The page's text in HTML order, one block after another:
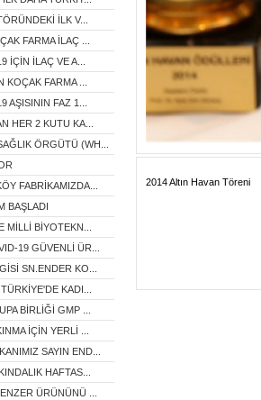
İLK V...
FARMA İLAÇ ...
İÇİN İLAÇ VE A...
KOÇAK FARMA ...
AŞISININ FAZ 1...
HER 2 KUTU KA...
ÖRGÜTÜ (WH...
FABRİKAMIZDA...
BAŞLADI
MİLLİ BİYOTEKN...
19 GÜVENLİ ÜR...
SN.ENDER KO...
KADI...
BİRLİĞİ GMP ...
İÇİN YERLİ ...
SAYIN END...
HAFTAS...
ÜRÜNÜNÜ ...
2014 Altın Havan Töreni